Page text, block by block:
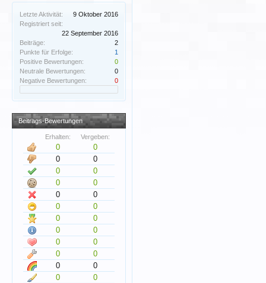
Letzte Aktivität:
9 Oktober 2016
Registriert seit:
22 September 2016
Beiträge:
2
Punkte für Erfolge:
1
Positive Bewertungen:
0
Neutrale Bewertungen:
0
Negative Bewertungen:
0
Beitrags-Bewertungen
Erhalten: Vergeben:
0
0
0
0
0
0
0
0
0
0
0
0
0
0
0
0
0
0
0
0
0
0
0
0